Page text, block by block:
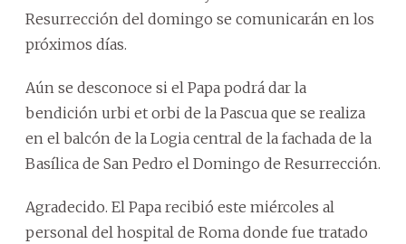
Resurrección del domingo se comunicarán en los
próximos días.
Aún se desconoce si el Papa podrá dar la
bendición urbi et orbi de la Pascua que se realiza
en el balcón de la Logia central de la fachada de la
Basílica de San Pedro el Domingo de Resurrección.
Agradecido. El Papa recibió este miércoles al
personal del hospital de Roma donde fue tratado